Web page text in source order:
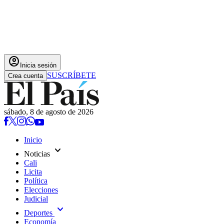
account_circle Inicia sesión
Crea cuenta SUSCRÍBETE
sábado, 8 de agosto de 2026
Inicio
Noticias expand_more
Cali
Licita
Política
Elecciones
Judicial
Deportes expand_more
Economía